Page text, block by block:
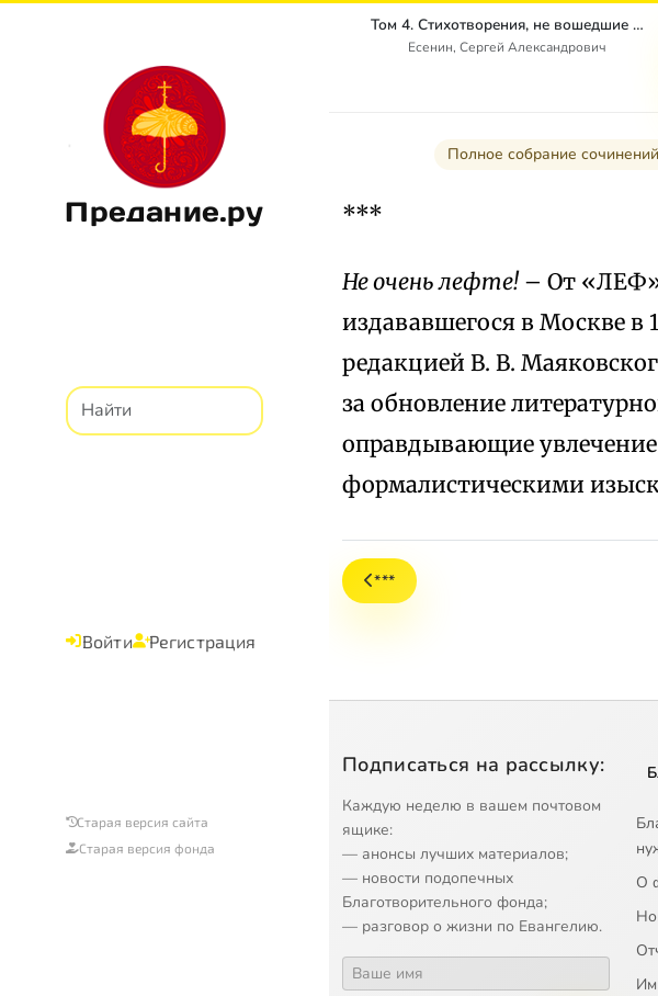
Предание.ру
Войти Регистрация
Старая версия сайта
Старая версия фонда
Том 4. Стихотворения, не вошедшие в Собрание сочинений
Есенин, Сергей Александрович
Полное собрание
***
Не очень лефте!– От «ЛЕФ»
издававшегося в Москве в
редакцией В. В.
за обновление
оправдывающие
формалистическими
***
Подписаться на рассылку:
Каждую неделю в вашем почтовом
ящике:
— анонсы лучших материалов;
— новости подопечных
Благотворительного фонда;
— разговор о жизни по Евангелию.
О